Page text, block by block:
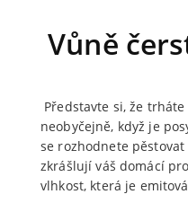
Vůně
Představte si, že
neobyčejně, když je
se rozhodnete
zkrášlují váš domácí
vlhkost, která je